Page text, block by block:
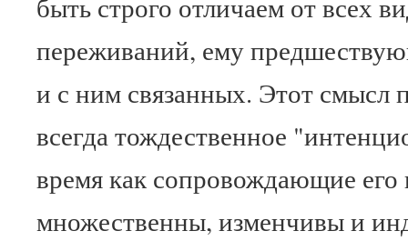
быть строго отличаем от всех
переживаний, ему
и с ним связанных. Этот смысл
всегда тождественное
время как сопровождающие его
множественны, изменчивы и